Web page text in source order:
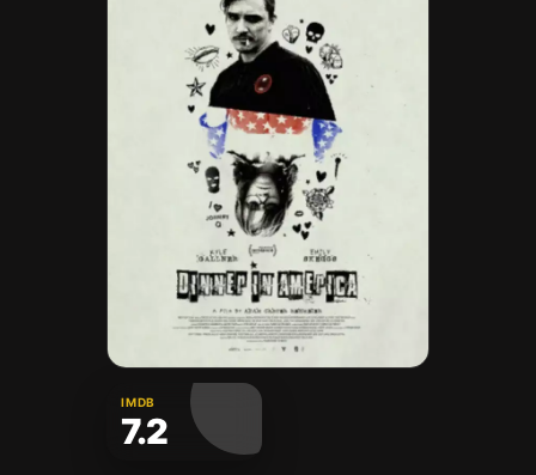
IMDB
7.2